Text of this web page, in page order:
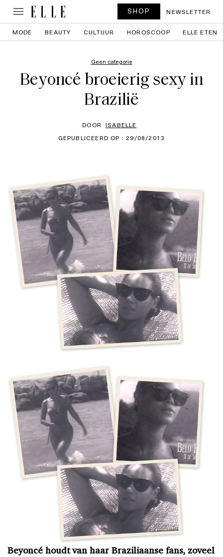
SHOP NEWSLETTER
MODE BEAUTY CULTUUR HOROSCOOP ELLE ETEN
Geen categorie
Beyoncé broeierig sexy in
Brazilië
DOOR ISABELLE
GEPUBLICEERD OP : 29/08/2013
Beyoncé houdt van haar Braziliaanse fans, zoveel